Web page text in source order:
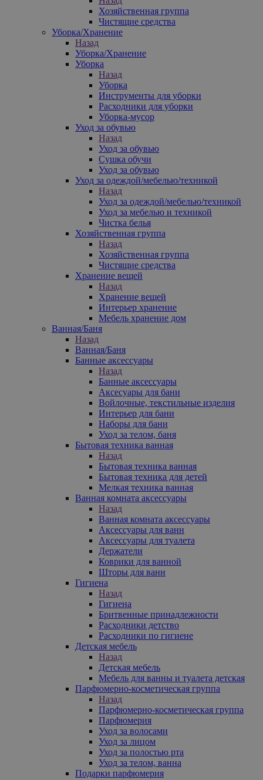
Хозяйственная группа
Чистящие средства
Уборка/Хранение
Назад
Уборка/Хранение
Уборка
Назад
Уборка
Инструменты для уборки
Расходники для уборки
Уборка-мусор
Уход за обувью
Назад
Уход за обувью
Сушка обучи
Уход за обувью
Уход за одеждой/мебелью/техникой
Назад
Уход за одеждой/мебелью/техникой
Уход за мебелью и техникой
Чистка белья
Хозяйственная группа
Назад
Хозяйственная группа
Чистящие средства
Хранение вещей
Назад
Хранение вещей
Интерьер хранение
Мебель хранение дом
Ванная/Баня
Назад
Ванная/Баня
Банные аксессуары
Назад
Банные аксессуары
Аксесуары для бани
Войлочные, текстильные изделия
Интерьер для бани
Наборы для бани
Уход за телом, баня
Бытовая техника ванная
Назад
Бытовая техника ванная
Бытовая техника для детей
Мелкая техника ванная
Ванная комната аксессуары
Назад
Ванная комната аксессуары
Аксессуары для ванн
Аксессуары для туалета
Держатели
Коврики для ванной
Шторы для ванн
Гигиена
Назад
Гигиена
Бритвенные принадлежности
Расходники детство
Расходники по гигиене
Детская мебель
Назад
Детская мебель
Мебель для ванны и туалета детская
Парфюмерно-косметическая группа
Назад
Парфюмерно-косметическая группа
Парфюмерия
Уход за волосами
Уход за лицом
Уход за полостью рта
Уход за телом, ванна
Подарки парфюмерия